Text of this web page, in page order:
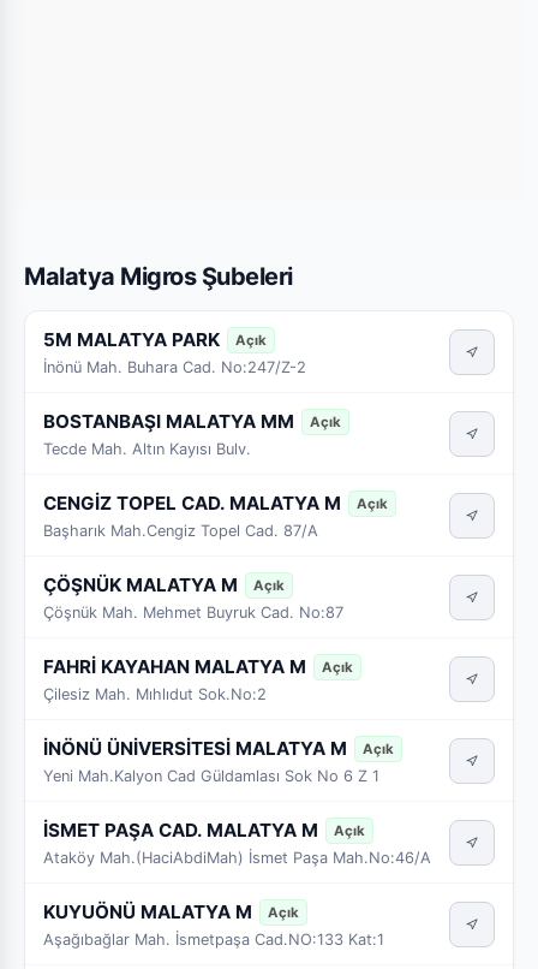
Malatya Migros Şubeleri
5M MALATYA PARK Açık
İnönü Mah. Buhara Cad. No:247/Z-2
BOSTANBAŞI MALATYA MM Açık
Tecde Mah. Altın Kayısı Bulv.
CENGİZ TOPEL CAD. MALATYA M Açık
Başharık Mah.Cengiz Topel Cad. 87/A
ÇÖŞNÜK MALATYA M Açık
Çöşnük Mah. Mehmet Buyruk Cad. No:87
FAHRİ KAYAHAN MALATYA M Açık
Çilesiz Mah. Mıhlıdut Sok.No:2
İNÖNÜ ÜNİVERSİTESİ MALATYA M Açık
Yeni Mah.Kalyon Cad Güldamlası Sok No 6 Z 1
İSMET PAŞA CAD. MALATYA M Açık
Ataköy Mah.(HaciAbdiMah) İsmet Paşa Mah.No:46/A
KUYUÖNÜ MALATYA M Açık
Aşağıbağlar Mah. İsmetpaşa Cad.NO:133 Kat:1